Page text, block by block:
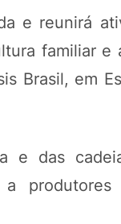
e reunirá
familiar e
Brasil, em
e das
produtores